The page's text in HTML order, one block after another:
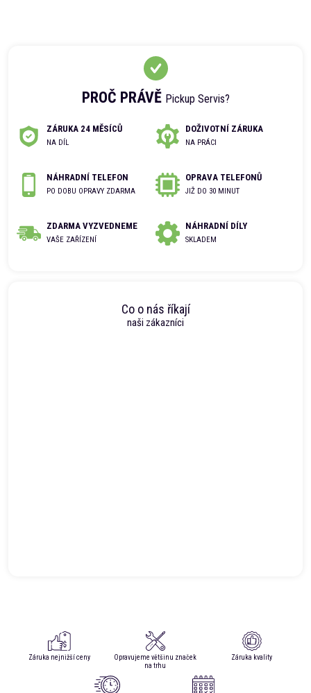
PROČ PRÁVĚ Pickup Servis?
ZÁRUKA 24 MĚSÍCŮ
NA DÍL
DOŽIVOTNÍ ZÁRUKA
NA PRÁCI
NÁHRADNÍ TELEFON
PO DOBU OPRAVY ZDARMA
OPRAVA TELEFONŮ
JIŽ DO 30 MINUT
ZDARMA VYZVEDNEME
VAŠE ZAŘÍZENÍ
NÁHRADNÍ DÍLY
SKLADEM
Co o nás říkají
naši zákazníci
Záruka nejnižší ceny
Opravujeme většinu značek
na trhu
Záruka kvality